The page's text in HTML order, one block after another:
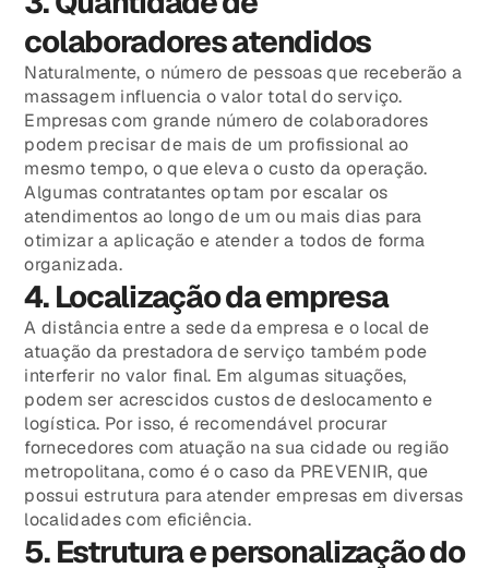
colaboradores atendidos
Naturalmente, o número de pessoas que receberão a
massagem influencia o valor total do serviço.
Empresas com grande número de colaboradores
podem precisar de mais de um profissional ao
mesmo tempo, o que eleva o custo da operação.
Algumas contratantes optam por escalar os
atendimentos ao longo de um ou mais dias para
otimizar a aplicação e atender a todos de forma
organizada.
4. Localização da empresa
A distância entre a sede da empresa e o local de
atuação da prestadora de serviço também pode
interferir no valor final. Em algumas situações,
podem ser acrescidos custos de deslocamento e
logística. Por isso, é recomendável procurar
fornecedores com atuação na sua cidade ou região
metropolitana, como é o caso da PREVENIR, que
possui estrutura para atender empresas em diversas
localidades com eficiência.
5. Estrutura e personalização do